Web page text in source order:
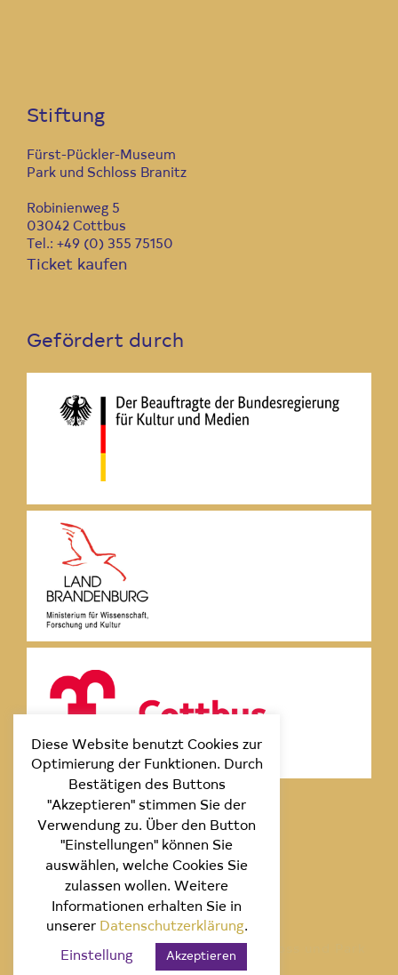
Stiftung
Fürst-Pückler-Museum
Park und Schloss Branitz
Robinienweg 5
03042 Cottbus
Tel.: +49 (0) 355 75150
Ticket kaufen
Gefördert durch
© 2020 Stiftung Fürst Pückler Schloss und Park
Branditz.
Diese Website benutzt Cookies zur
Optimierung der Funktionen. Durch
Bestätigen des Buttons
"Akzeptieren" stimmen Sie der
Verwendung zu. Über den Button
"Einstellungen" können Sie
auswählen, welche Cookies Sie
zulassen wollen. Weitere
Informationen erhalten Sie in
unserer Datenschutzerklärung.
Einstellung Akzeptieren